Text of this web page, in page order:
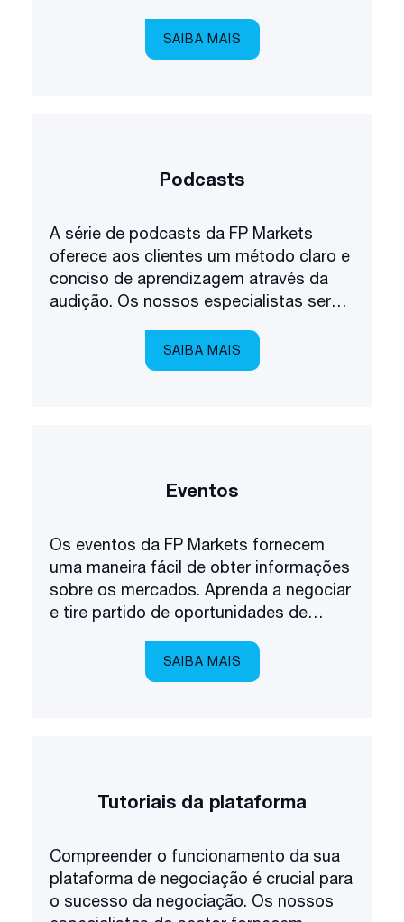
investimento, trazidos até si num
ambiente multilingue.
SAIBA MAIS
Podcasts
A série de podcasts da FP Markets
oferece aos clientes um método claro e
conciso de aprendizagem através da
audição. Os nossos especialistas serão
bolso, explicando tudo o que precisa de
saber sobre como negociar nos
SAIBA MAIS
Eventos
Os eventos da FP Markets fornecem
uma maneira fácil de obter informações
sobre os mercados. Aprenda a negociar
e tire partido de oportunidades de
seus conhecimentos sobre forex e seja
o primeiro a conhecer alguns dos mais
SAIBA MAIS
Tutoriais da plataforma
Compreender o funcionamento da sua
plataforma de negociação é crucial para
o sucesso da negociação. Os nossos